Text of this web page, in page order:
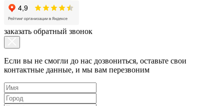
заказать обратный звонок
Если вы не смогли до нас дозвониться, оставьте свои
контактные данные, и мы вам перезвоним